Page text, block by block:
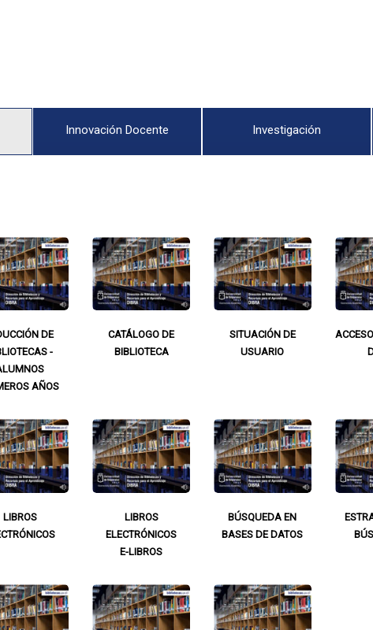
Innovación Docente Investigación
DE
-
AÑOS
CATÁLOGO DE
BIBLIOTECA
SITUACIÓN DE
USUARIO
LIBROS
LIBROS
ELECTRÓNICOS
E-LIBROS
BÚSQUEDA EN
BASES DE DATOS